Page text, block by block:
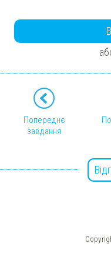
Попереднє
завдання